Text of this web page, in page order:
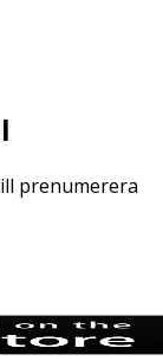
prenumerera